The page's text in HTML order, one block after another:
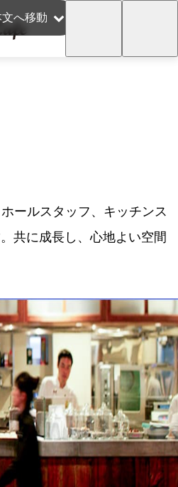
文へ移動
ホールスタッフ、キッチンス
共に成長し、心地よい空間